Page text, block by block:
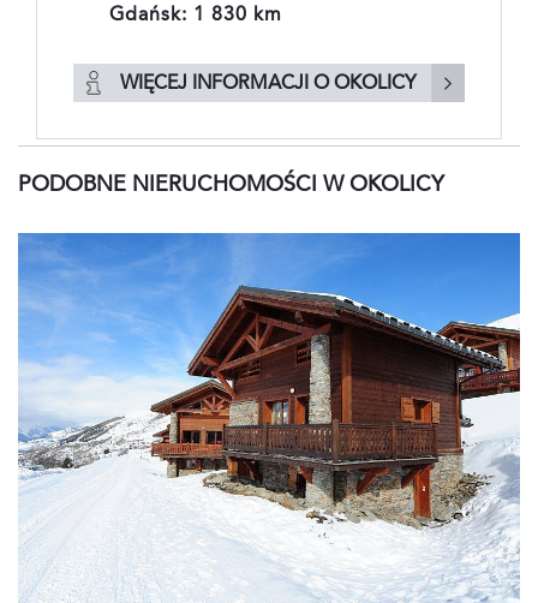
Gdańsk: 1 830 km
WIĘCEJ INFORMACJI O OKOLICY
PODOBNE NIERUCHOMOŚCI W OKOLICY